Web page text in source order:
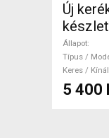
Új
folt
Állapot
Típus /
Keres / Kínál
5 400